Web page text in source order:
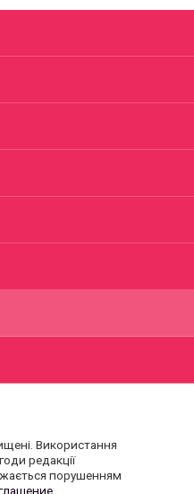
Використання
редакції
порушенням